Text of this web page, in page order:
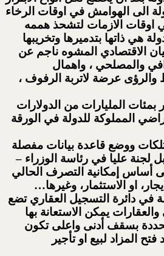
الى الهوامش في اوقات الرخاء
اوقات الازمات لتشحذ هممه
هي ذاتها بتدميرها وتخريبها
الاقتصادي المشوه ناجم عن
والمصلحي ، واهمال
والرؤى عرضة لاتربة الرفوف ،
بمئات المليارات من الدولارات
المملوكة للدولة في الورقة
ووضع قاعدة بيانات مفصلة
لجنة عليا في رئاسة الوزراء –
أساس إمكانية التصرف الحالي
او الاستثمار، وغيرها…
في دائرة التسجيل العقاري تضع
يمكن الاستعانة بها
بسقف أدنى واعلى تكون
المزاد لبيع او تأجير